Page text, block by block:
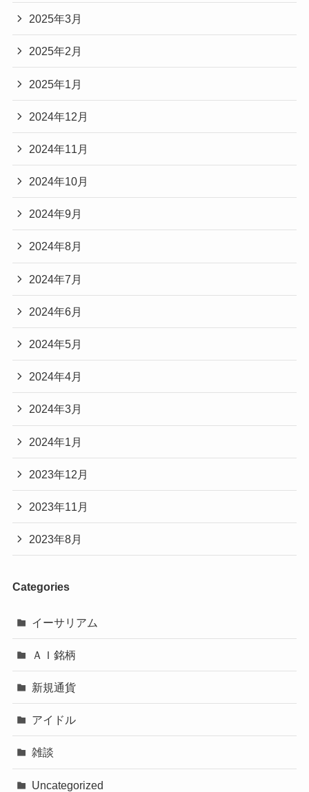
2025年3月
2025年2月
2025年1月
2024年12月
2024年11月
2024年10月
2024年9月
2024年8月
2024年7月
2024年6月
2024年5月
2024年4月
2024年3月
2024年1月
2023年12月
2023年11月
2023年8月
Categories
イーサリアム
ＡＩ銘柄
新規通貨
アイドル
雑談
Uncategorized